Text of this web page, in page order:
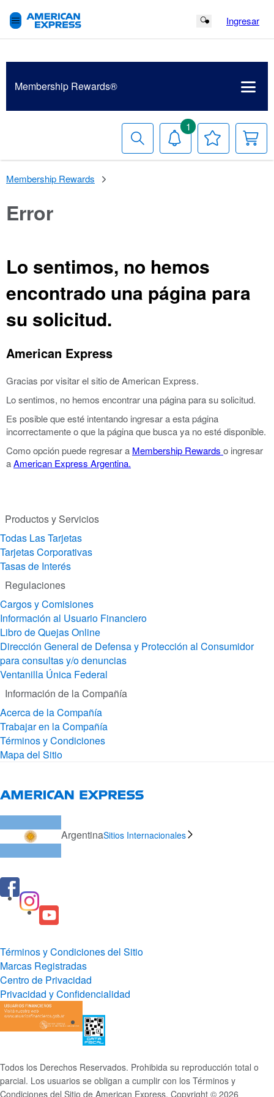
Search Button
Ingresar
Membership Rewards®
Buscar Notificaciones
1
Tu
de
Membership Rewards
Error
Lo sentimos, no hemos
encontrado una página para
su solicitud.
American Express
Gracias por visitar el sitio de American Express.
Lo sentimos, no hemos encontrar una página para su solicitud.
Es posible que esté intentando ingresar a esta página
incorrectamente o que la página que busca ya no esté disponible.
Como opción puede regresar a Membership Rewards o ingresar
aAmerican Express Argentina.
Productos y Servicios
Todas Las Tarjetas
Tarjetas Corporativas
Tasas de Interés
Regulaciones
Cargos y Comisiones
Información al Usuario Financiero
Libro de Quejas Online
Dirección General de Defensa y Protección al Consumidor
para consultas y/o denuncias
Ventanilla Única Federal
Información de la Compañía
Acerca de la Compañía
Trabajar en la Compañía
Términos y Condiciones
Mapa del Sitio
ArgentinaSitios Internacionales
Términos y Condiciones del Sitio
Marcas Registradas
Centro de Privacidad
Privacidad y Confidencialidad
Todos los Derechos Reservados. Prohibida su reproducción total o
parcial. Los usuarios se obligan a cumplir con los Términos y
Condiciones del Sitio de American Express. Copyright © 2026